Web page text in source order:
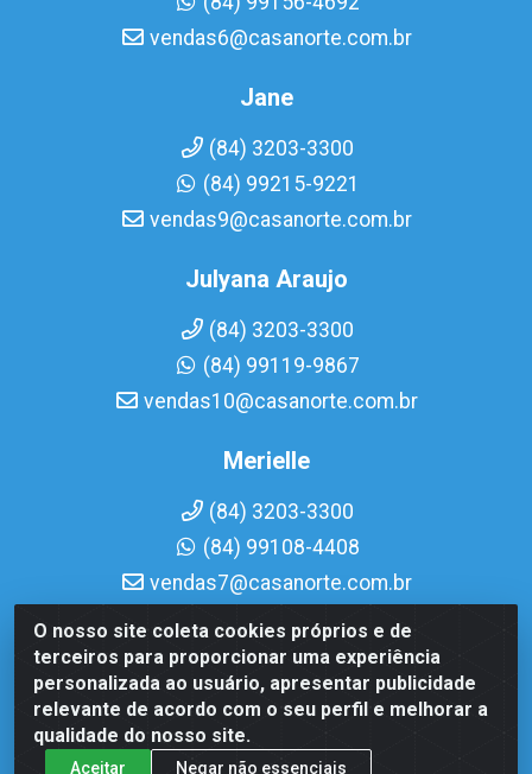
O nosso site coleta cookies próprios e de
terceiros para proporcionar uma experiência
personalizada ao usuário, apresentar publicidade
relevante de acordo com o seu perfil e melhorar a
qualidade do nosso site.
Aceitar Negar não essenciais
vendas6@casanorte.com.br
Jane
(84) 3203-3300
(84) 99215-9221
vendas9@casanorte.com.br
Julyana Araujo
(84) 3203-3300
(84) 99119-9867
vendas10@casanorte.com.br
Merielle
(84) 3203-3300
(84) 99108-4408
vendas7@casanorte.com.br
Casa Norte LTDA - Av. Interventor Mário Câmara, 1815 -
Dix-Sept Rosado, Natal/RN - CEP 59054-600 - CNPJ
08.713.513/0001-51